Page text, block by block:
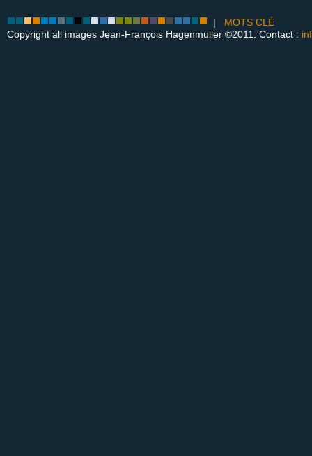
| MOTS CLÉ
Copyright all images Jean-François Hagenmuller ©2011. Contact :